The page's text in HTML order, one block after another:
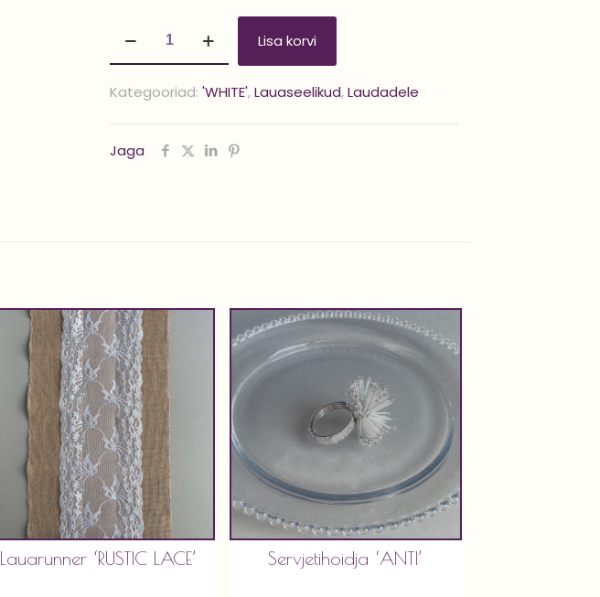
Lisa korvi
Kategooriad:'WHITE',Lauaseelikud,Laudadele
Jaga
Lauarunner ‘RUSTIC LACE’ Servjetihoidja ‘ANTI’